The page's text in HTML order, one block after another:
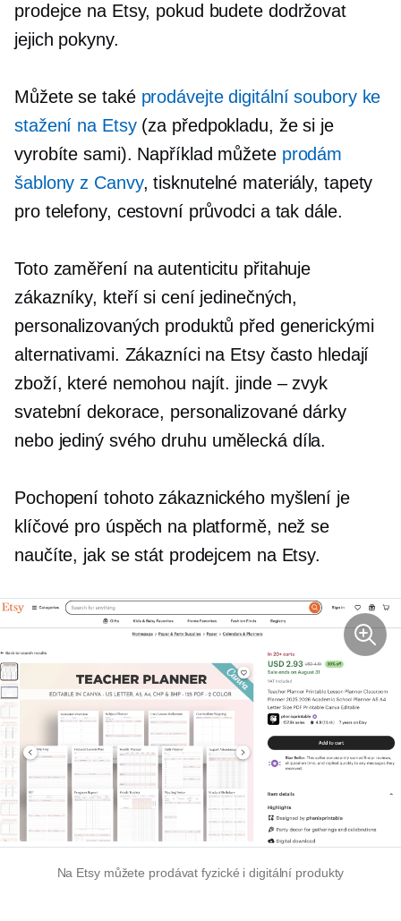
prodejce na Etsy, pokud budete dodržovat
jejich pokyny.
Můžete se také prodávejte digitální soubory ke
stažení na Etsy(za předpokladu, že si je
vyrobíte sami). Například můžete prodám
šablony z Canvy, tisknutelné materiály, tapety
pro telefony, cestovní průvodci a tak dále.
Toto zaměření na autenticitu přitahuje
zákazníky, kteří si cení jedinečných,
personalizovaných produktů před generickými
alternativami. Zákazníci na Etsy často hledají
zboží, které nemohou najít. jinde – zvyk
svatební dekorace, personalizované dárky
nebo jediný svého druhu umělecká díla.
Pochopení tohoto zákaznického myšlení je
klíčové pro úspěch na platformě, než se
naučíte, jak se stát prodejcem na Etsy.
Na Etsy můžete prodávat fyzické i digitální produkty